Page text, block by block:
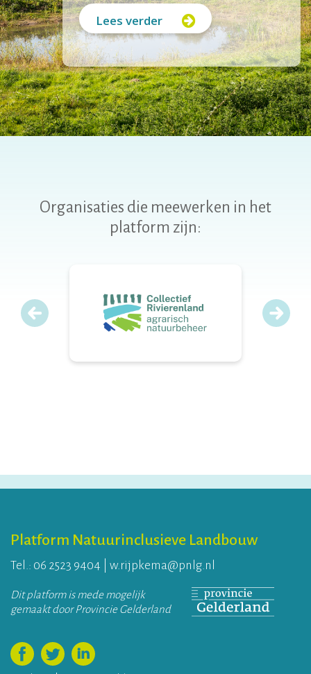
Lees verder
Organisaties die meewerken in het
platform zijn:
Platform Natuurinclusieve Landbouw
Tel.: 06 2523 9404 w.rijpkema@pnlg.nl
Dit platform is mede mogelijk
gemaakt door Provincie Gelderland
Volg ons op Facebook
Volg ons op Twitter